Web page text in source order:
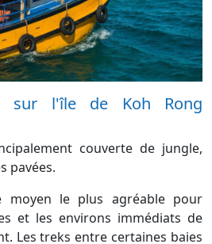
sur l'île de Koh Rong
couverte de jungle,
pavées.
moyen le plus agréable pour
et les environs immédiats de
Les treks entre certaines baies